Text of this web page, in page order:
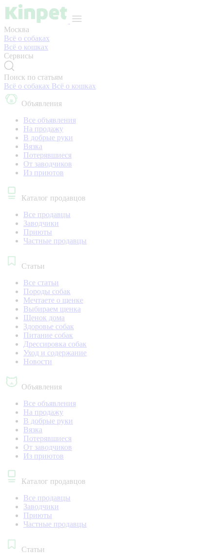
Москва
Всё о собаках
Всё о кошках
Сервисы
Поиск по статьям
Всё о собаках Всё о кошках
Объявления
Все объявления
На продажу
В добрые руки
Вязка
Потерявшиеся
От заводчиков
Из приютов
Каталог продавцов
Все продавцы
Заводчики
Приюты
Частные продавцы
Статьи
Все статьи
Породы собак
Мечтаете о щенке
Выбираем щенка
Щенок дома
Здоровье собак
Питание собак
Дрессировка собак
Уход и содержание
Новости
Объявления
Все объявления
На продажу
В добрые руки
Вязка
Потерявшиеся
От заводчиков
Из приютов
Каталог продавцов
Все продавцы
Заводчики
Приюты
Частные продавцы
Статьи